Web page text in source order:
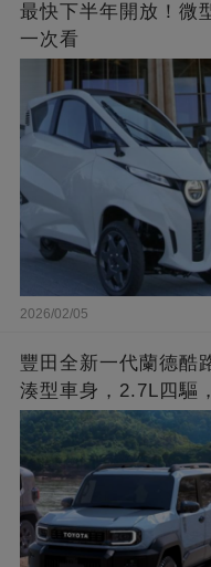
最快下半年開放！微
一次看
2026/02/05
豐田全新一代蘭德酷
湊型車身，2.7L四驅